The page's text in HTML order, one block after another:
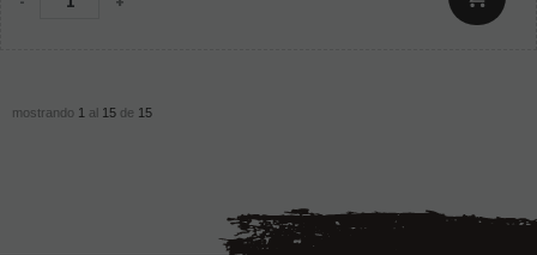
mostrando 1 al 15 de 15